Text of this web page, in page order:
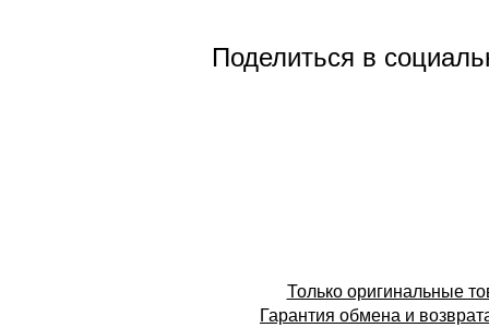
Поделиться в
Только оригинальные
Гарантия обмена и